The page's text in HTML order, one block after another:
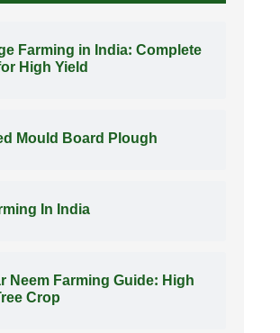
Farming in India: Complete
High Yield
Mould Board Plough
In India
Neem Farming Guide: High
Crop